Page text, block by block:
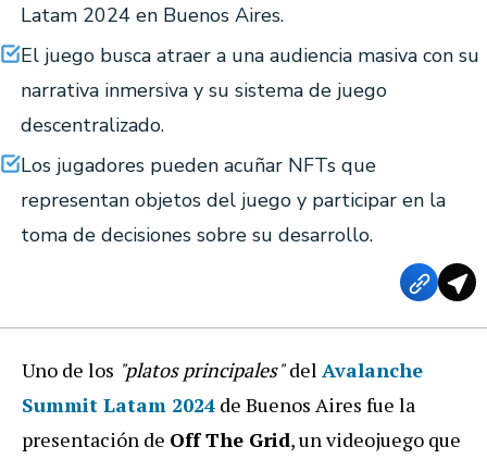
Latam 2024 en Buenos Aires.
El juego busca atraer a una audiencia masiva con su
narrativa inmersiva y su sistema de juego
descentralizado.
Los jugadores pueden acuñar NFTs que
representan objetos del juego y participar en la
toma de decisiones sobre su desarrollo.
Uno de los "platos principales"del Avalanche
Summit Latam 2024 de Buenos Aires fue la
presentación de Off The Grid, un videojuego que